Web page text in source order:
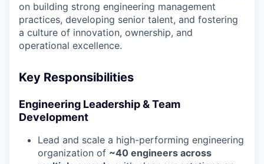
on building strong engineering management
practices, developing senior talent, and fostering
a culture of innovation, ownership, and
operational excellence.
Key Responsibilities
Engineering Leadership & Team
Development
Lead and scale a high-performing engineering
organization of ~40 engineers across